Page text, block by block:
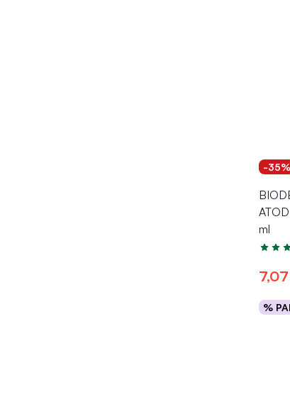
-35%
ml
%